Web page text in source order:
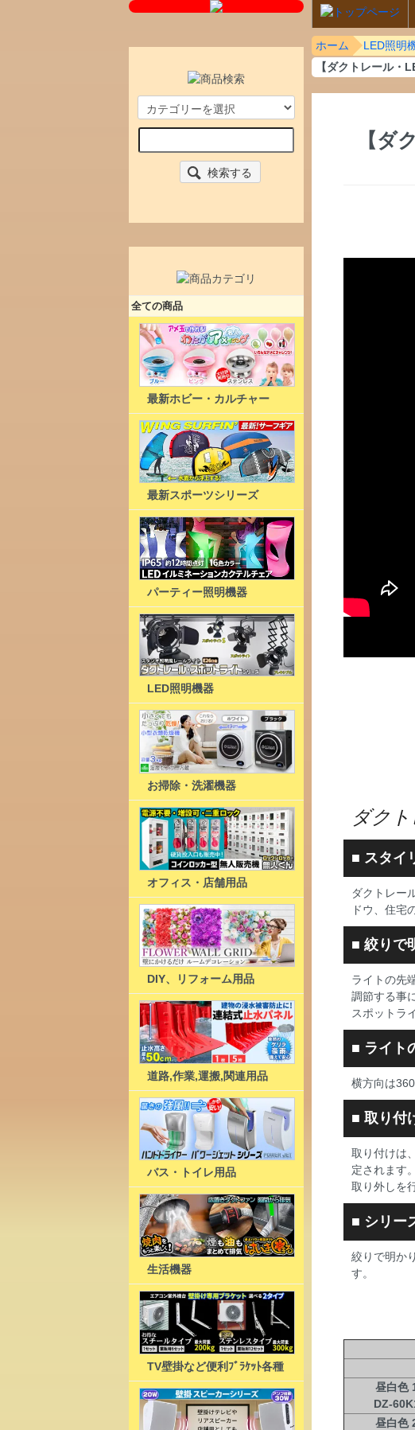
ホーム LED照明
【ダクトレール・
【ダ
ダク
■ スタイ
ダクトレー
ドウ、住宅
■ 絞りで
ライトの先
調節する事
スポットラ
■ ライト
横方向は
■ 取り付
取り付けは
定されます。
取り外しを
■ シリー
絞りで明か
す。
昼白色
DZ-
昼白色
検索する
全ての商品
最新ホビー・カルチャー
最新スポーツシリーズ
パーティー照明機器
LED照明機器
お掃除・洗濯機器
オフィス・店舗用品
DIY、リフォーム用品
道路,作業,運搬,関連用品
バス・トイレ用品
生活機器
TV壁掛など便利ﾌﾞﾗｹｯﾄ各種